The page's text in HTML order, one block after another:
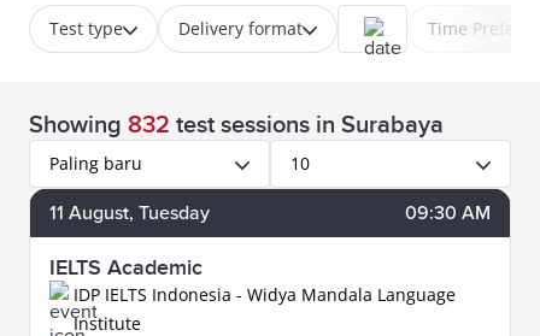
Test type Delivery format Time
Showing 832 test sessions in Surabaya
Paling baru 10
11 August, Tuesday 09:30 AM
IELTS Academic
IDP IELTS Indonesia - Widya Mandala Language
Institute